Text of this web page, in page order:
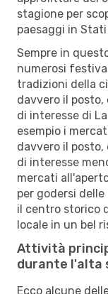
stagione per
paesaggi in
Sempre in
numerosi
tradizioni della
davvero il
di interesse di
esempio i
davvero il
di interesse
mercati
per godersi
il centro storico
locale in un bel
Attività
durante l'alta
Ecco alcune